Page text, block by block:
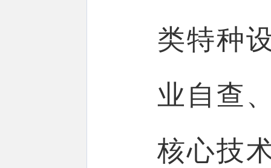
类特种
业自查
核心技